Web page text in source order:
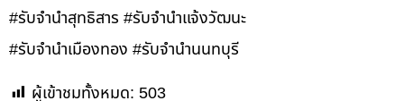
#รับจำนำสุทธิสาร #รับจำนำแจ้งวัฒนะ
#รับจำนำเมืองทอง #รับจำนำนนทบุรี
ผู้เข้าชมทั้งหมด: 503